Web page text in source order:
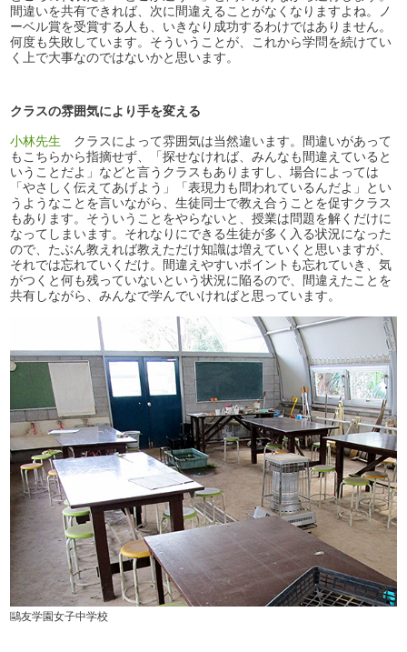
間違いを共有できれば、次に間違えることがなくなりますよね。ノ
ーベル賞を受賞する人も、いきなり成功するわけではありません。
何度も失敗しています。そういうことが、これから学問を続けてい
く上で大事なのではないかと思います。
クラスの雰囲気により手を変える
小林先生 クラスによって雰囲気は当然違います。間違いがあって
もこちらから指摘せず、「探せなければ、みんなも間違えていると
いうことだよ」などと言うクラスもありますし、場合によっては
「やさしく伝えてあげよう」「表現力も問われているんだよ」とい
うようなことを言いながら、生徒同士で教え合うことを促すクラス
もあります。そういうことをやらないと、授業は問題を解くだけに
なってしまいます。それなりにできる生徒が多く入る状況になった
ので、たぶん教えれば教えただけ知識は増えていくと思いますが、
それでは忘れていくだけ。間違えやすいポイントも忘れていき、気
がつくと何も残っていないという状況に陥るので、間違えたことを
共有しながら、みんなで学んでいければと思っています。
鷗友学園女子中学校